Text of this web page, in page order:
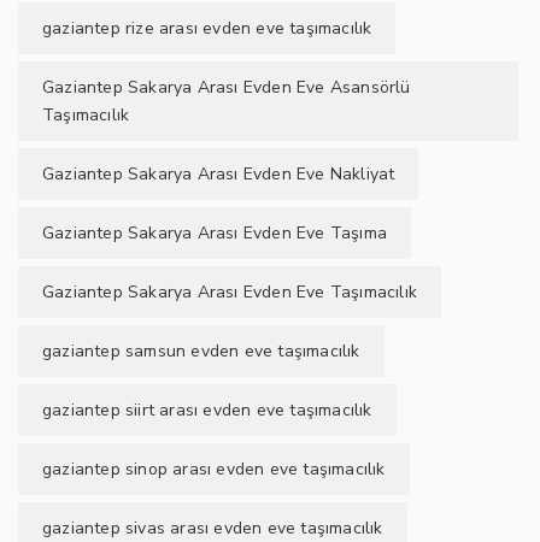
gaziantep rize arası evden eve taşımacılık
Gaziantep Sakarya Arası Evden Eve Asansörlü
Taşımacılık
Gaziantep Sakarya Arası Evden Eve Nakliyat
Gaziantep Sakarya Arası Evden Eve Taşıma
Gaziantep Sakarya Arası Evden Eve Taşımacılık
gaziantep samsun evden eve taşımacılık
gaziantep siirt arası evden eve taşımacılık
gaziantep sinop arası evden eve taşımacılık
gaziantep sivas arası evden eve taşımacılık